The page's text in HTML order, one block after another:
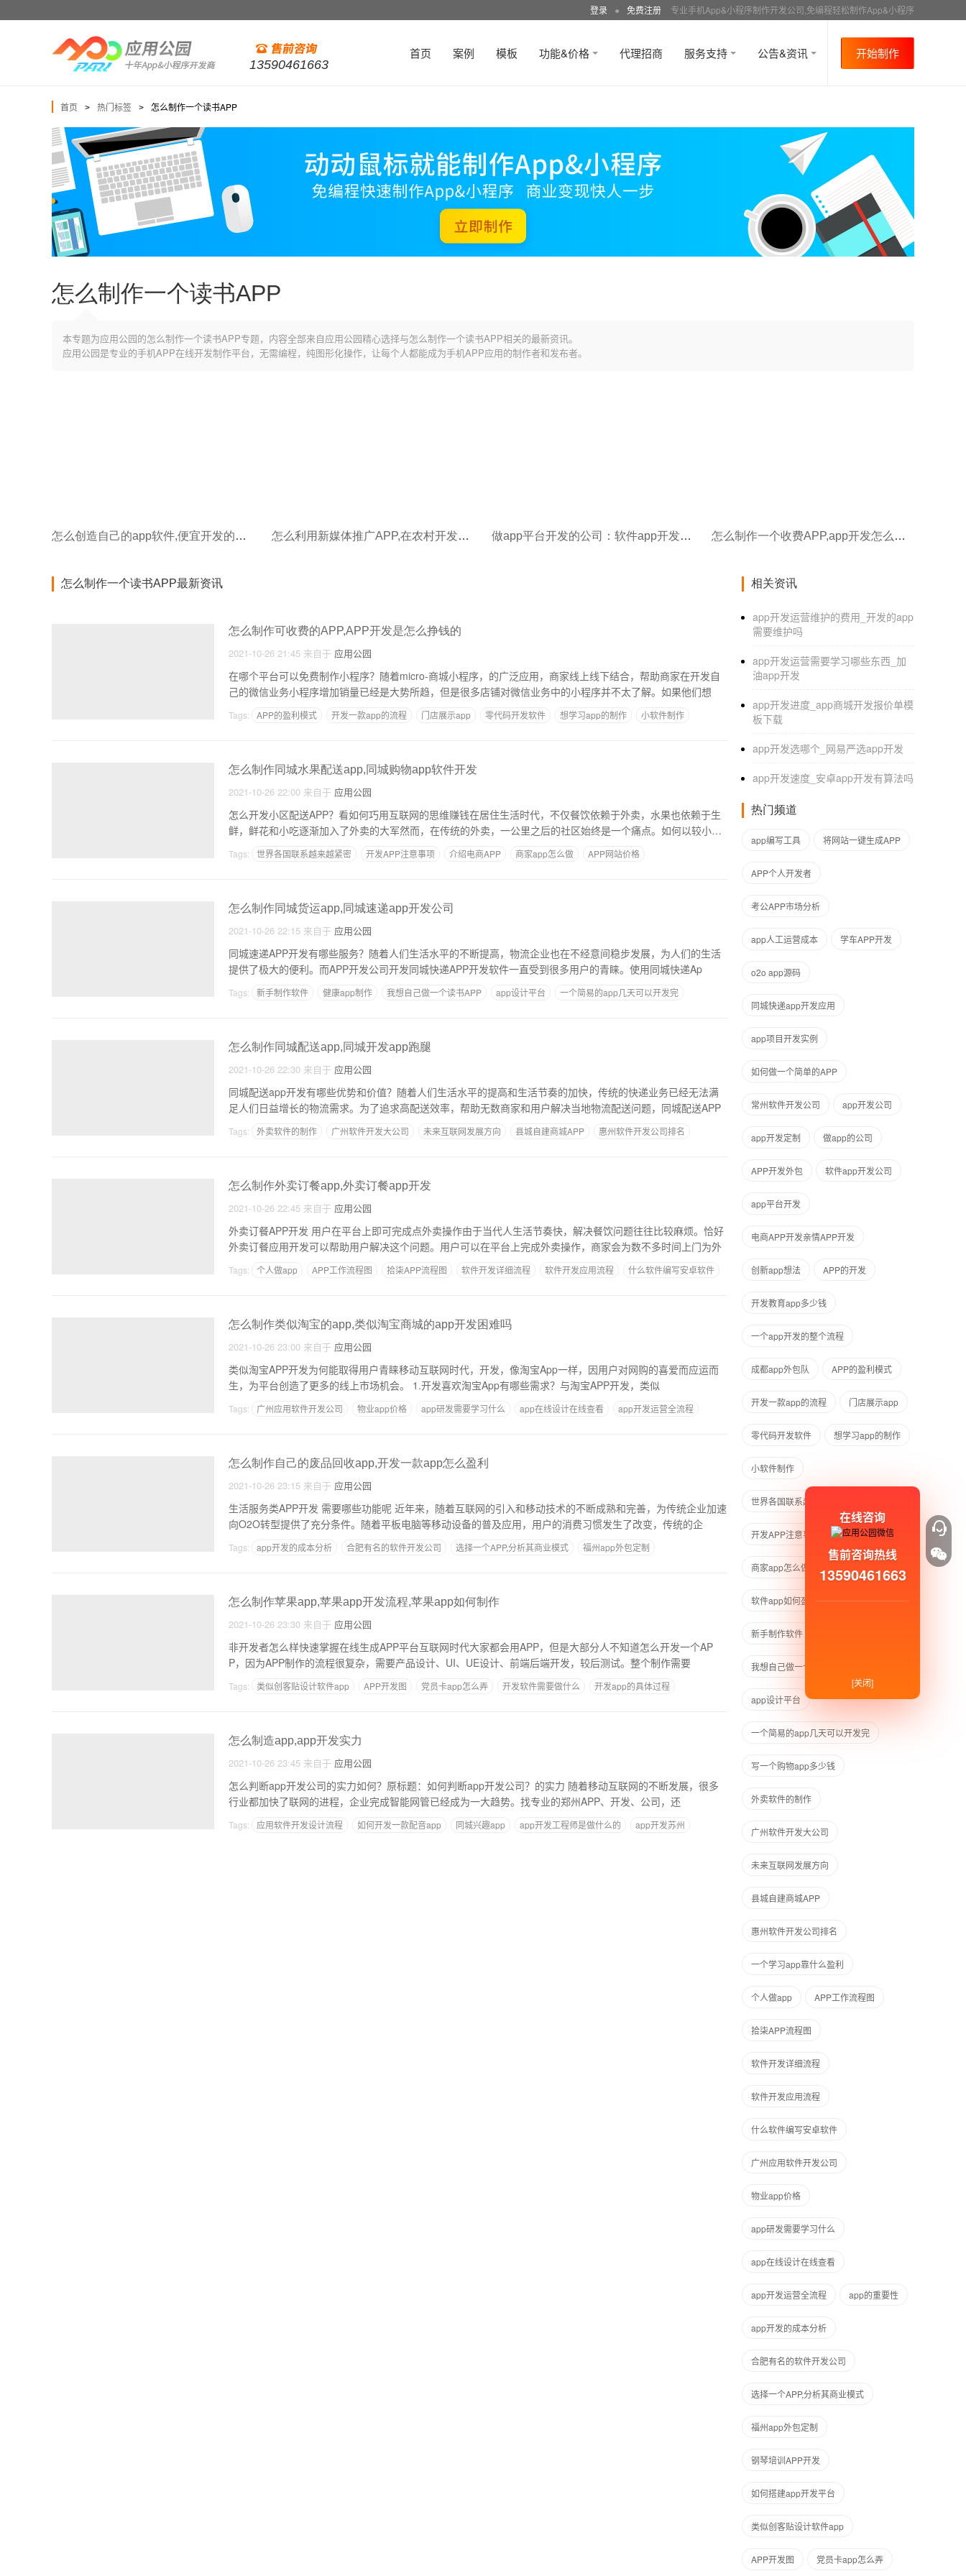
登录 ● 免费注册 专业手机App&小程序制作开发公司,免编程轻松制作App&小程序
13590461663
首页 案例 模板 功能&价格 代理招商 服务支持 公告&资讯 开始制作
首页 > 热门标签 > 怎么制作一个读书APP
怎么制作一个读书APP
本专题为应用公园的怎么制作一个读书APP专题，内容全部来自应用公园精心选择与怎么制作一个读书APP相关的最新资讯。
应用公园是专业的手机APP在线开发制作平台，无需编程，纯图形化操作，让每个人都能成为手机APP应用的制作者和发布者。
怎么创造自己的app软件,便宜开发的教育app 怎么利用新媒体推广APP,在农村开发个app商城怎么运营 做app平台开发的公司：软件app开发定制公司哪家好？ 怎么制作一个收费APP,app开发怎么报价
怎么制作一个读书APP最新资讯
怎么制作可收费的APP,APP开发是怎么挣钱的
2021-10-26 21:45 来自于 应用公园
在哪个平台可以免费制作小程序？随着micro-商城小程序，的广泛应用，商家线上线下结合，帮助商家在开发自
己的微信业务小程序增加销量已经是大势所趋，但是很多店铺对微信业务中的小程序并不太了解。如果他们想
Tags: APP的盈利模式 开发一款app的流程 门店展示app 零代码开发软件 想学习app的制作 小软件制作
怎么制作同城水果配送app,同城购物app软件开发
2021-10-26 22:00 来自于 应用公园
怎么开发小区配送APP？看如何巧用互联网的思维赚钱在居住生活时代，不仅餐饮依赖于外卖，水果也依赖于生
鲜，鲜花和小吃逐渐加入了外卖的大军然而，在传统的外卖，一公里之后的社区始终是一个痛点。如何以较小的
Tags: 世界各国联系越来越紧密 开发APP注意事项 介绍电商APP 商家app怎么做
APP网站价格
怎么制作同城货运app,同城速递app开发公司
2021-10-26 22:15 来自于 应用公园
同城速递APP开发有哪些服务？随着人们生活水平的不断提高，物流企业也在不经意间稳步发展，为人们的生活
提供了极大的便利。而APP开发公司开发同城快递APP开发软件一直受到很多用户的青睐。使用同城快递Ap
Tags: 新手制作软件 健康app制作 我想自己做一个读书APP app设计平台
一个简易的app几天可以开发完
怎么制作同城配送app,同城开发app跑腿
2021-10-26 22:30 来自于 应用公园
同城配送app开发有哪些优势和价值？随着人们生活水平的提高和生活节奏的加快，传统的快递业务已经无法满
足人们日益增长的物流需求。为了追求高配送效率，帮助无数商家和用户解决当地物流配送问题，同城配送APP
Tags: 外卖软件的制作 广州软件开发大公司 未来互联网发展方向 县城自建商城APP
惠州软件开发公司排名
怎么制作外卖订餐app,外卖订餐app开发
2021-10-26 22:45 来自于 应用公园
外卖订餐APP开发 用户在平台上即可完成点外卖操作由于当代人生活节奏快，解决餐饮问题往往比较麻烦。恰好
外卖订餐应用开发可以帮助用户解决这个问题。用户可以在平台上完成外卖操作，商家会为数不多时间上门为外
Tags: 个人做app APP工作流程图 拾柒APP流程图 软件开发详细流程 软件开发应用流程 什么软件编写安卓软件
怎么制作类似淘宝的app,类似淘宝商城的app开发困难吗
2021-10-26 23:00 来自于 应用公园
类似淘宝APP开发为何能取得用户青睐移动互联网时代，开发，像淘宝App一样，因用户对网购的喜爱而应运而
生，为平台创造了更多的线上市场机会。 1.开发喜欢淘宝App有哪些需求？与淘宝APP开发，类似
Tags: 广州应用软件开发公司 物业app价格 app研发需要学习什么 app在线设计在线查看
app开发运营全流程
怎么制作自己的废品回收app,开发一款app怎么盈利
2021-10-26 23:15 来自于 应用公园
生活服务类APP开发 需要哪些功能呢 近年来，随着互联网的引入和移动技术的不断成熟和完善，为传统企业加速
向O2O转型提供了充分条件。随着平板电脑等移动设备的普及应用，用户的消费习惯发生了改变，传统的企
Tags: app开发的成本分析 合肥有名的软件开发公司 选择一个APP,分析其商业模式
福州app外包定制
怎么制作苹果app,苹果app开发流程,苹果app如何制作
2021-10-26 23:30 来自于 应用公园
非开发者怎么样快速掌握在线生成APP平台互联网时代大家都会用APP，但是大部分人不知道怎么开发一个AP
P，因为APP制作的流程很复杂，需要产品设计、UI、UE设计、前端后端开发，较后测试。整个制作需要
Tags: 类似创客贴设计软件app APP开发图 党员卡app怎么弄 开发软件需要做什么
开发app的具体过程
怎么制造app,app开发实力
2021-10-26 23:45 来自于 应用公园
怎么判断app开发公司的实力如何？原标题：如何判断app开发公司？的实力 随着移动互联网的不断发展，很多
行业都加快了联网的进程，企业完成智能网管已经成为一大趋势。找专业的郑州APP、开发、公司，还
Tags: 应用软件开发设计流程 如何开发一款配音app 同城兴趣app app开发工程师是做什么的
app开发苏州
相关资讯
app开发运营维护的费用_开发的app
需要维护吗
app开发运营需要学习哪些东西_加
油app开发
app开发进度_app商城开发报价单模
板下载
app开发选哪个_网易严选app开发
app开发速度_安卓app开发有算法吗
热门频道
app编写工具 将网站一键生成APP
APP个人开发者
考公APP市场分析
app人工运营成本 学车APP开发
o2o app源码
同城快递app开发应用
app项目开发实例
如何做一个简单的APP
常州软件开发公司 app开发公司
app开发定制 做app的公司
APP开发外包 软件app开发公司
app平台开发
电商APP开发亲情APP开发
创新app想法 APP的开发
开发教育app多少钱
一个app开发的整个流程
成都app外包队 APP的盈利模式
开发一款app的流程 门店展示app
零代码开发软件 想学习app的制作
小软件制作
世界各国联系越来越紧密
开发APP注意事项 介绍电商APP
商家app怎么做
软件app如何盈利模式
新手制作软件
我想自己做一个读书APP
app设计平台
一个简易的app几天可以开发完
写一个购物app多少钱
外卖软件的制作
广州软件开发大公司
未来互联网发展方向
县城自建商城APP
惠州软件开发公司排名
一个学习app靠什么盈利
个人做app APP工作流程图
拾柒APP流程图
软件开发详细流程
软件开发应用流程
什么软件编写安卓软件
广州应用软件开发公司
物业app价格
app研发需要学习什么
app在线设计在线查看
app开发运营全流程 app的重要性
app开发的成本分析
合肥有名的软件开发公司
选择一个APP,分析其商业模式
福州app外包定制
钢琴培训APP开发
如何搭建app开发平台
类似创客贴设计软件app
APP开发图 党员卡app怎么弄
在线咨询
售前咨询热线
13590461663
[关闭]